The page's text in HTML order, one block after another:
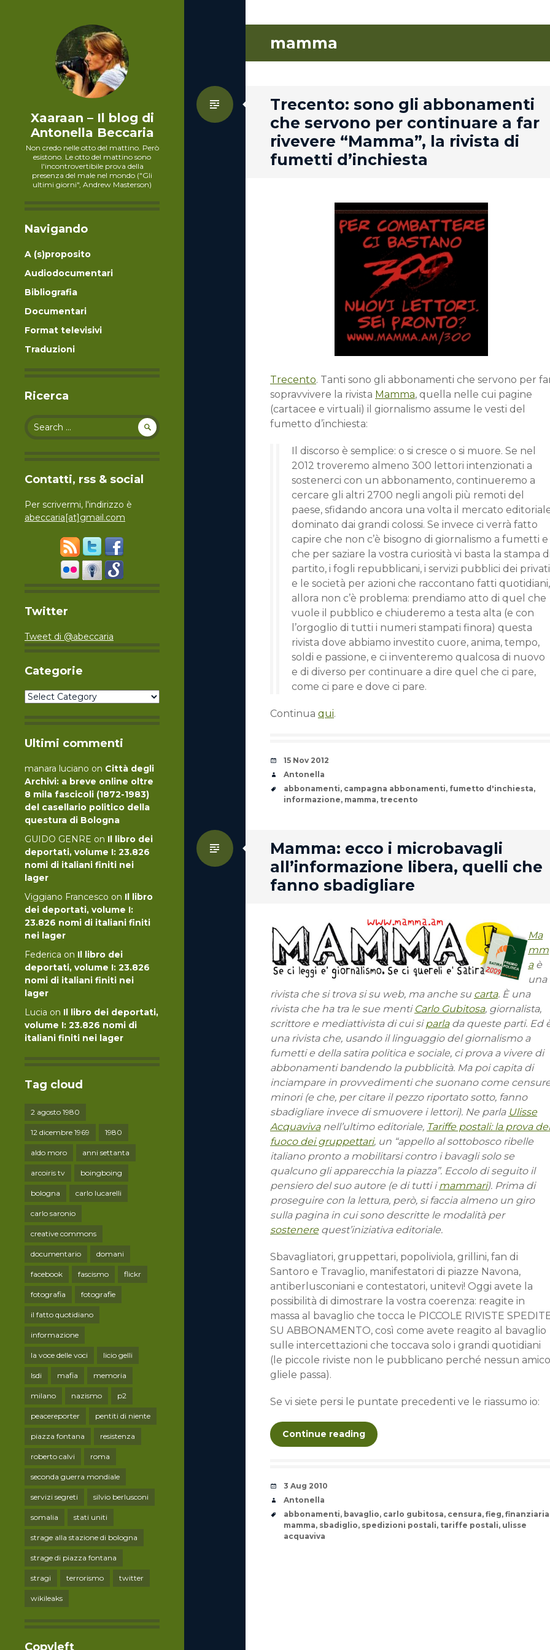
Xaaraan – Il blog di
Antonella Beccaria
Non credo nelle otto del mattino. Però
esistono. Le otto del mattino sono
l'incontrovertibile prova della
presenza del male nel mondo ("Gli
ultimi giorni", Andrew Masterson)
Navigando
A (s)proposito
Audiodocumentari
Bibliografia
Documentari
Format televisivi
Traduzioni
Ricerca
Search for:
Contatti, rss & social
Per scrivermi, l'indirizzo è
abeccaria[at]gmail.com
Twitter
Tweet di @abeccaria
Categorie
Categorie
Ultimi commenti
manara luciano on Città degli
Archivi: a breve online oltre
8 mila fascicoli (1872-1983)
del casellario politico della
questura di Bologna
GUIDO GENRE on Il libro dei
deportati, volume I: 23.826
nomi di italiani finiti nei
lager
Viggiano Francesco on Il libro
dei deportati, volume I:
23.826 nomi di italiani finiti
nei lager
Federica on Il libro dei
deportati, volume I: 23.826
nomi di italiani finiti nei
lager
Lucia on Il libro dei deportati,
volume I: 23.826 nomi di
italiani finiti nei lager
Tag cloud
2 agosto 1980
12 dicembre 1969 1980
aldo moro anni settanta
arcoiris tv boingboing
bologna carlo lucarelli
carlo saronio
creative commons
documentario domani
facebook fascismo flickr
fotografia fotografie
il fatto quotidiano
informazione
la voce delle voci licio gelli
lsdi mafia memoria
milano nazismo p2
peacereporter pentiti di niente
piazza fontana resistenza
roberto calvi roma
seconda guerra mondiale
servizi segreti silvio berlusconi
somalia stati uniti
strage alla stazione di bologna
strage di piazza fontana
stragi terrorismo twitter
wikileaks
Copyleft
mamma
Trecento: sono gli abbonamenti
che servono per continuare a far
rivevere “Mamma”, la rivista di
fumetti d’inchiesta
Standard
Trecento. Tanti sono gli abbonamenti che servono per
sopravvivere la rivista Mamma, quella nelle cui pagine
(cartacee e virtuali) il giornalismo assume le vesti del
fumetto d’inchiesta:
Il discorso è semplice: o si cresce o si muore. Se nel
2012 troveremo almeno 300 lettori intenzionati a
sostenerci con un abbonamento, continueremo a
cercare gli altri 2700 negli angoli più remoti del
paese, sfidando ancora una volta il mercato
dominato dai grandi colossi. Se invece ci verrà fatto
capire che non c’è bisogno di giornalismo a fumetti e
che per saziare la vostra curiosità vi basta la stampa
partito, i fogli repubblicani, i servizi pubblici dei privati
e le società per azioni che raccontano fatti quotidiani,
allora non c’è problema: prendiamo atto di quel che
vuole il pubblico e chiuderemo a testa alta (e con
l’orgoglio di tutti i numeri stampati finora) questa
rivista dove abbiamo investito cuore, anima, tempo,
soldi e passione, e ci inventeremo qualcosa di nuovo
e di diverso per continuare a dire quel che ci pare,
come ci pare e dove ci pare.
Continua qui.
Date
15 Nov 2012
Author
Antonella
Tags
abbonamenti, campagna abbonamenti, fumetto d'inchiesta,
informazione, mamma, trecento
Mamma: ecco i microbavagli
all’informazione libera, quelli che
fanno sbadigliare
Standard
Ma
mm
aè
una
rivista che si trova si su web, ma anche su carta. È una
rivista che ha tra le sue menti Carlo Gubitosa, giornalista,
scrittore e mediattivista di cui siparlada queste parti. Ed
una rivista che, usando il linguaggio del giornalismo a
fumetti e della satira politica e sociale, ci prova a vivere di
abbonamenti bandendo la pubblicità. Ma poi capita di
inciampare in provvedimenti che suonano come
minori (e che, per citare il pezzo riportato sotto, fanno
sbadigliare invece di smuovere i lettori). Ne parla Ulisse
Acquavivanell’ultimo editoriale, Tariffe postali: la prova del
fuoco dei gruppettari, un “appello al sottobosco ribelle
italiano pronto a mobilitarsi contro i bavagli solo se
qualcuno gli apparecchia la piazza”. Eccolo di seguito il
pensiero del suo autore (e di tutti imammari). Prima di
proseguire con la lettura, però, si faccia almeno un giro
sulla pagina in cui sono descritte le modalità per
sostenerequest’iniziativa editoriale.
Sbavagliatori, gruppettari, popoliviola, grillini, fan di
Santoro e Travaglio, manifestatori di piazze Navona,
antiberlusconiani e contestatori, unitevi! Oggi avete la
possibilità di dimostrare la vostra coerenza: reagite in
massa al bavaglio che tocca le PICCOLE RIVISTE
SU ABBONAMENTO, così come avete reagito al bavaglio
sulle intercettazioni che toccava solo i grandi quotidiani
(le piccole riviste non le pubblicano perché nessun amico
gliele passa).
Se vi siete persi le puntate precedenti ve le riassumo io:
Continue reading
Date
3 Aug 2010
Author
Antonella
Tags
abbonamenti, bavaglio, carlo gubitosa, censura, fieg, finanziaria
mamma, sbadiglio, spedizioni postali, tariffe postali, ulisse
acquaviva